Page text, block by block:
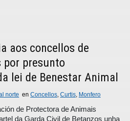
aos concellos de
por presunto
lei de Benestar Animal
norte en Concellos, Curtis, Monfero
de Protectora de Animais
da Garda Civil de Betanzos unha